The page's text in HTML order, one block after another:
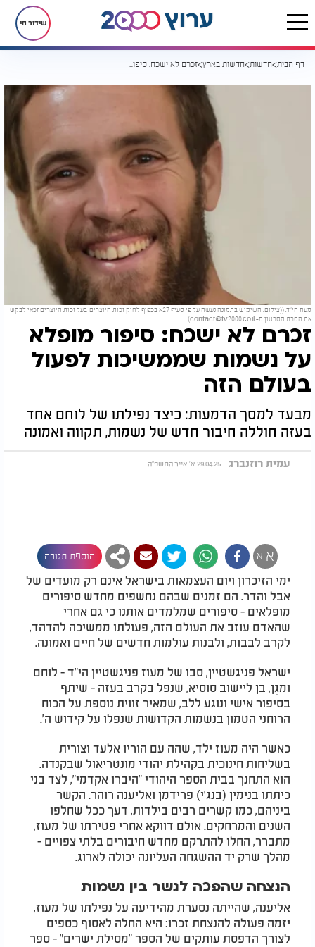
שידור חי
דף הבית חדשות חדשות בארץ זכרם לא ישכח: סיפור מופלא על נשמות שממשיכות לפעול בעולם הזה
מעוז הי”ד. ((צילום: השימוש בתמונה נעשה על פי סעיף 27א בכפוף לחוק זכות היוצרים. בעל זכות היוצרים זכאי לבקש
את הסרת הסרטון מ-contact@tv2000.co.il
)
זכרם לא ישכח: סיפור מופלא
על נשמות שממשיכות לפעול
בעולם הזה
מבעד למסך הדמעות: כיצד נפילתו של לוחם אחד
בעזה חוללה חיבור חדש של נשמות, תקווה ואמונה
עמית רוזנברג 29.04.25 א' אייר התשפ"ה
א א הוספת תגובה
ימי הזיכרון ויום העצמאות בישראל אינם רק מועדים של
אבל והדר. הם זמנים שבהם נחשפים מחדש סיפורים
מופלאים - סיפורים שמלמדים אותנו כי גם אחרי
שהאדם עוזב את העולם הזה, פעולתו ממשיכה להדהד,
לקרב לבבות, ולבנות עולמות חדשים של חיים ואמונה.
ישראל פניגשטיין, סבו של מעוז פניגשטיין הי"ד - לוחם
ומגֵן, בן ליישוב סוסיא, שנפל בקרב בעזה - שיתף
בסיפור אישי ונוגע ללב, שמאיר זווית נוספת על הכוח
הרוחני הטמון בנשמות הקדושות שנפלו על קידוש ה'.
כאשר היה מעוז ילד, שהה עם הוריו אלעד וצורית
בשליחות חינוכית בקהילת יהודי מונטריאול שבקנדה.
הוא התחנך בבית הספר היהודי "היברו אקדמי", לצד בני
כיתתו בנימין (בנג'י) פרידמן ואליענה רוהר. הקשר
ביניהם, כמו קשרים רבים בילדות, דעך ככל שחלפו
השנים והמרחקים. אולם דווקא אחרי פטירתו של מעוז,
מתברר, החלו להתרקם מחדש חיבורים בלתי צפויים -
מהלך שרק יד ההשגחה העליונה יכולה לארוג.
הנצחה שהפכה לגשר בין נשמות
אליענה, שהייתה נסערת מהידיעה על נפילתו של מעוז,
יזמה פעולה להנצחת זכרו: היא החלה לאסוף כספים
לצורך הדפסת עותקים של הספר "מסילת ישרים" - ספר